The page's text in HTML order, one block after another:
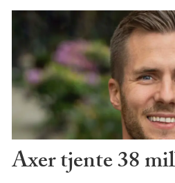
Axer tjente 38